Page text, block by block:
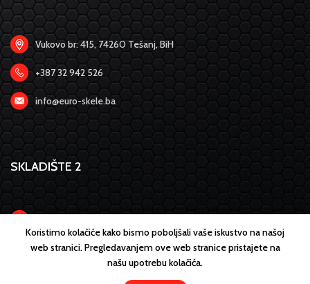
Vukovo br: 415, 74260 Tešanj, BiH
+387 32 942 526
info@euro-skele.ba
SKLADIŠTE 2
+387 61 764 849
Koristimo kolačiće kako bismo poboljšali vaše iskustvo na našoj
web stranici. Pregledavanjem ove web stranice pristajete na
našu upotrebu kolačića.